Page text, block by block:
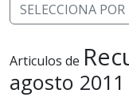
SELECCIONA
Articulos de
agosto 2011